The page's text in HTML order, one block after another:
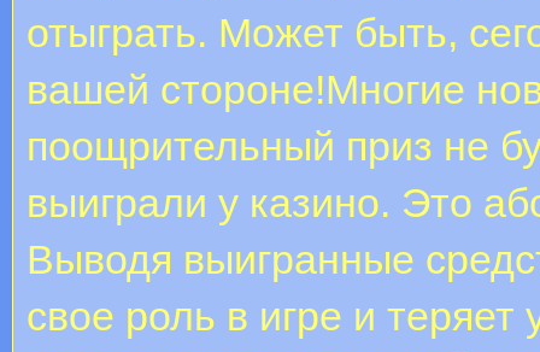
отыграть. Может быть,
вашей стороне!Многие
поощрительный приз не
выиграли у казино. Это
Выводя выигранные
свое роль в игре и